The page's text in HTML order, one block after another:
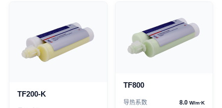
TF200-K
TF800
导热系数 8.0W/m·K